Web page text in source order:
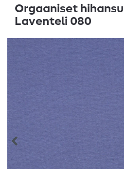
Orgaaniset
Laventeli 080